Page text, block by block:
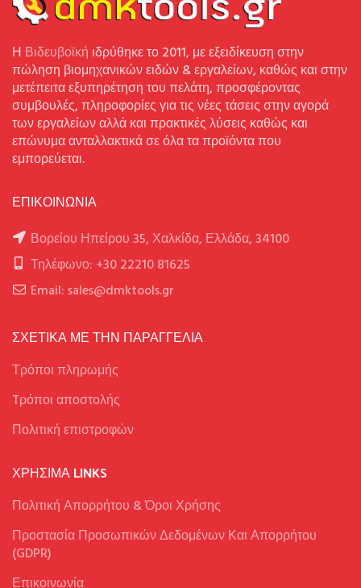
Η Βιδευβοϊκή ιδρύθηκε το 2011, με εξειδίκευση στην
πώληση βιομηχανικών ειδών & εργαλείων, καθώς και στην
μετέπειτα εξυπηρέτηση του πελάτη, προσφέροντας
συμβουλές, πληροφορίες για τις νέες τάσεις στην αγορά
των εργαλείων αλλά και πρακτικές λύσεις καθώς και
επώνυμα ανταλλακτικά σε όλα τα προϊόντα που
εμπορεύεται.
ΕΠΙΚΟΙΝΩΝΙΑ
Βορείου Ηπείρου 35, Χαλκίδα, Ελλάδα, 34100
Τηλέφωνο: +30 22210 81625
Email: sales@dmktools.gr
ΣΧΕΤΙΚΑ ΜΕ ΤΗΝ ΠΑΡΑΓΓΕΛΙΑ
Τρόποι πληρωμής
Tρόποι αποστολής
Πολιτική επιστροφών
ΧΡΉΣΙΜΑ LINKS
Πολιτική Απορρήτου & Όροι Χρήσης
Προστασία Προσωπικών Δεδομένων Και Απορρήτου
(GDPR)